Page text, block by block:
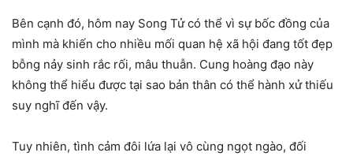
Bên cạnh đó, hôm nay Song Tử có thể vì sự bốc đồng của
mình mà khiến cho nhiều mối quan hệ xã hội đang tốt đẹp
bỗng nảy sinh rắc rối, mâu thuẫn. Cung hoàng đạo này
không thể hiểu được tại sao bản thân có thể hành xử thiếu
suy nghĩ đến vậy.
Tuy nhiên, tình cảm đôi lứa lại vô cùng ngọt ngào, đối